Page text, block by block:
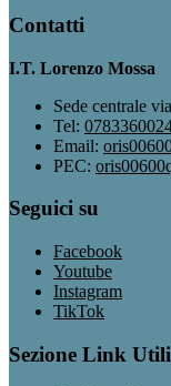
Contatti
I.T. Lorenzo Mossa
Sede centrale
Tel:
Email:
PEC:
Seguici su
Facebook
Youtube
Instagram
TikTok
Sezione Link Utili